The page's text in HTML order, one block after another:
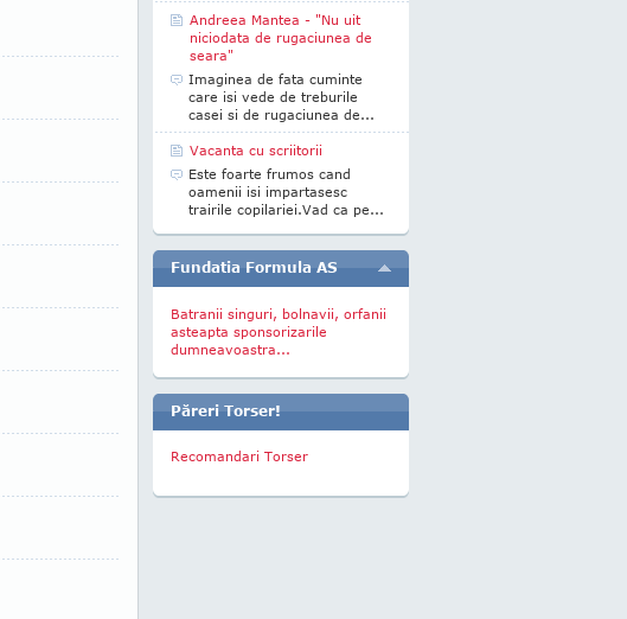
Andreea Mantea - "Nu uit
niciodata de rugaciunea de
seara"
Imaginea de fata cuminte
care isi vede de treburile
casei si de rugaciunea de...
Vacanta cu scriitorii
Este foarte frumos cand
oamenii isi impartasesc
trairile copilariei.Vad ca pe...
Fundatia Formula AS
Batranii singuri, bolnavii, orfanii
asteapta sponsorizarile
dumneavoastra...
Păreri Torser!
Recomandari Torser